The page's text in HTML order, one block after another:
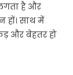
है और
हों। साथ में
और बेहतर हो